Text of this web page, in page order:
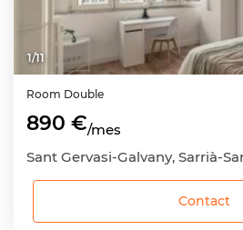
1/11
Room Double
890 €/mes
Contact